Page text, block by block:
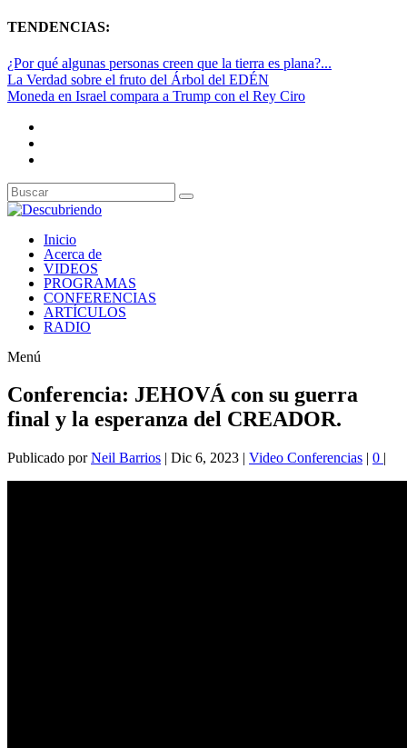
TENDENCIAS:
¿Por qué algunas personas creen que la tierra es plana?...
La Verdad sobre el fruto del Árbol del EDÉN
Moneda en Israel compara a Trump con el Rey Ciro
Inicio
Acerca de
VIDEOS
PROGRAMAS
CONFERENCIAS
ARTÍCULOS
RADIO
Menú
Conferencia: JEHOVÁ con su guerra
final y la esperanza del CREADOR.
Publicado porNeil Barrios | Dic 6, 2023 | Video Conferencias | 0 |